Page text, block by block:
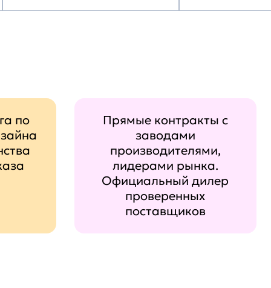
по
Прямые контракты с
заводами
производителями,
лидерами рынка.
Официальный дилер
проверенных
поставщиков